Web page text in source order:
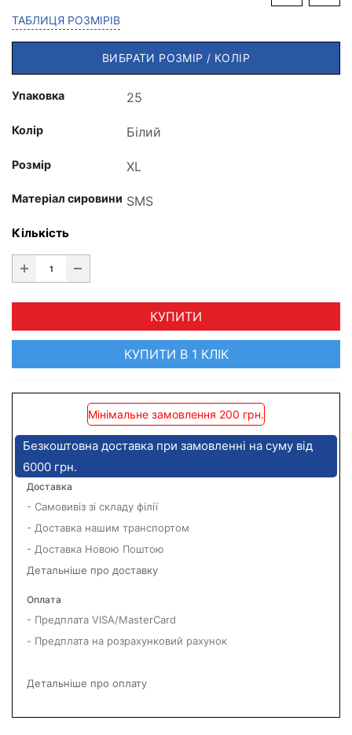
ТАБЛИЦЯ РОЗМІРІВ
ВИБРАТИ РОЗМІР / КОЛІР
Упаковка
Колір
Розмір
Матеріал сировини
Кількість
КУПИТИ
КУПИТИ В 1 КЛІК
Мінімальне замовлення 200 грн.
Безкоштовна доставка при замовленні на суму від
6000 грн.
Доставка
- Самовивіз зі складу філії
- Доставка нашим транспортом
- Доставка Новою Поштою
Детальніше про доставку
Оплата
- Предплата VISA/MasterCard
- Предплата на розрахунковий рахунок
Детальніше про оплату